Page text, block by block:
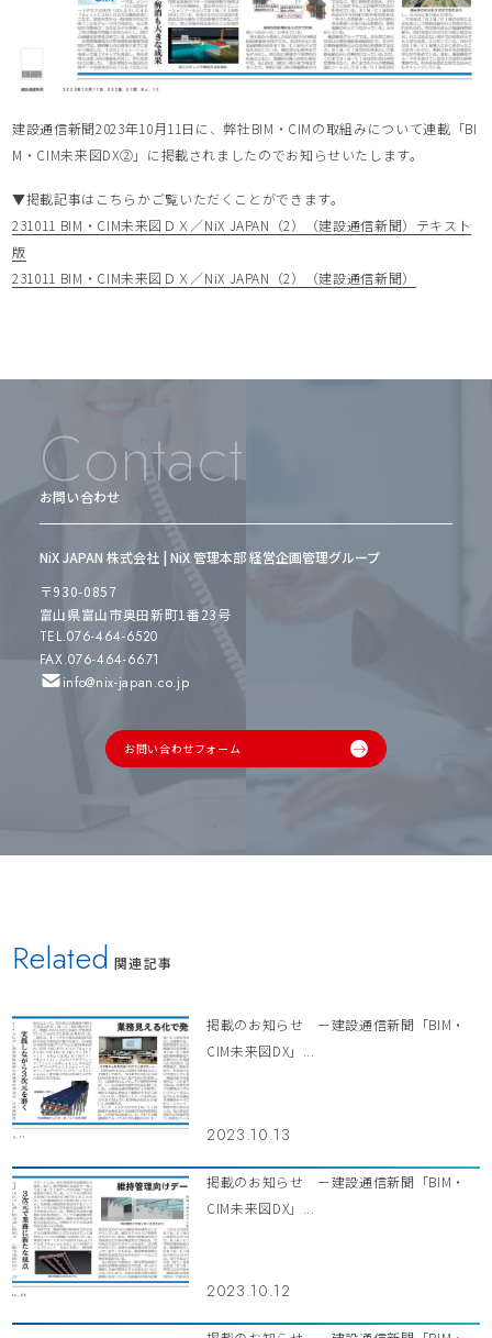
建設通信新聞2023年10月11日に、弊社BIM・CIMの取組みについて連載「BI
M・CIM未来図DX②」に掲載されましたのでお知らせいたします。
▼掲載記事はこちらかご覧いただくことができます。
231011 BIM・CIM未来図ＤＸ／NiX JAPAN（2）（建設通信新聞）テキスト
版
231011 BIM・CIM未来図ＤＸ／NiX JAPAN（2）（建設通信新聞）
Contact
お問い合わせ
NiX JAPAN 株式会社 | NiX 管理本部 経営企画管理グループ
〒930-0857
富山県富山市奥田新町1番23号
TEL.076-464-6520
FAX.076-464-6671
info@nix-japan.co.jp
お問い合わせフォーム
Related 関連記事
掲載のお知らせ ー建設通信新聞「BIM・
CIM未来図DX」...
2023.10.13
掲載のお知らせ ー建設通信新聞「BIM・
CIM未来図DX」...
2023.10.12